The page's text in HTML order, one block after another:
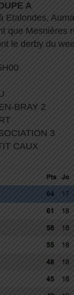
A
Etalondes,
que Mesnières
le derby du
BRAY 2
3
CAUX